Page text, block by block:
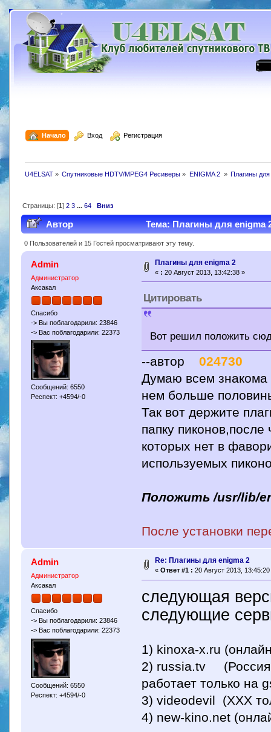
Начало Вход Регистрация
U4ELSAT» Спутниковые HDTV/MPEG4 Ресиверы » ENIGMA 2 » Плагины для
Страницы: [1] 2 3 ... 64 Вниз
Автор Тема: Плагины для enigma
0 Пользователей и 15 Гостей просматривают эту тему.
Admin
Администратор
Аксакал
Спасибо
-> Вы поблагодарили: 23846
-> Вас поблагодарили: 22373
Сообщений: 6550
Респект: +4594/-0
Плагины для enigma 2
« : 20 Август 2013, 13:42:38 »
Цитировать
Вот решил положить
--автор024730
Думаю всем знакома
нем больше
Так вот держите
папку
которых нет в
используемых
Положить /usr/lib/
После установки
Admin
Администратор
Аксакал
Спасибо
-> Вы поблагодарили: 23846
-> Вас поблагодарили: 22373
Сообщений: 6550
Респект: +4594/-0
Re: Плагины для enigma 2
« Ответ #1 : 20 Август 2013, 13:45:20
следующая
следующие
1) kinoxa-x.ru
2) russia.tv
работает только на
3) videodevil (ХХХ
4) new-kino.net